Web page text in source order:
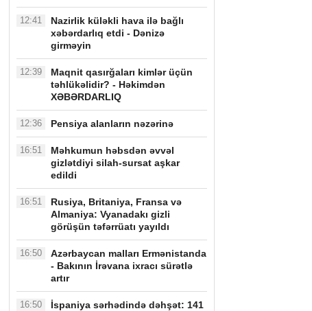
12:41
Nazirlik küləkli hava ilə bağlı
xəbərdarlıq etdi - Dənizə
girməyin
12:39
Maqnit qasırğaları kimlər üçün
təhlükəlidir? - Həkimdən
XƏBƏRDARLIQ
12:36 Pensiya alanların nəzərinə
16:51
Məhkumun həbsdən əvvəl
gizlətdiyi silah-sursat aşkar
edildi
16:51
Rusiya, Britaniya, Fransa və
Almaniya: Vyanadakı gizli
görüşün təfərrüatı yayıldı
16:50
Azərbaycan malları Ermənistanda
- Bakının İrəvana ixracı sürətlə
artır
16:50
İspaniya sərhədində dəhşət: 141